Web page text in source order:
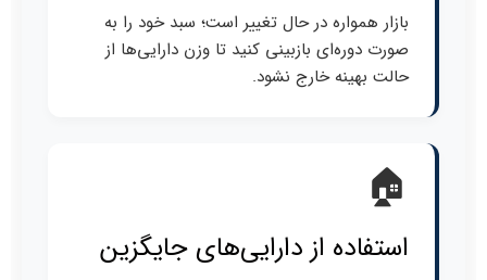
بازار همواره در حال تغییر است؛ سبد خود را به
صورت دوره‌ای بازبینی کنید تا وزن دارایی‌ها از
حالت بهینه خارج نشود.
🏠
استفاده از دارایی‌های جایگزین